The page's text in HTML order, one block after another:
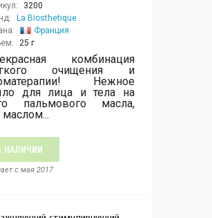
3200
La Biosthetique
Франция
25 г
комбинация
очищения и
Нежное
для лица и тела на
пальмового масла,
НАЛИЧИИ
c мая 2017